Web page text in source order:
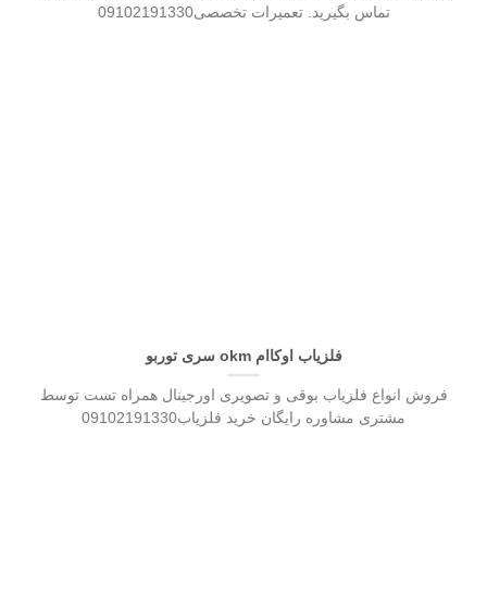
تماس بگیرید. تعمیرات تخصصی09102191330
فلزیاب اوکاام okm سری توربو
فروش انواع فلزیاب بوقی و تصویری اورجینال همراه تست توسط
مشتری مشاوره رایگان خرید فلزیاب09102191330